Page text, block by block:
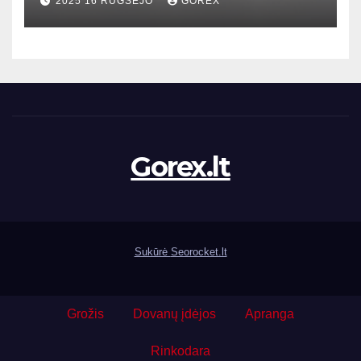
Gorex.lt
Sukūrė Seorocket.lt
Grožis Dovanų įdėjos Apranga
Rinkodara